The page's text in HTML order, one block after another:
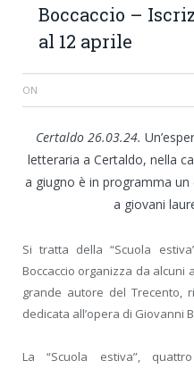
Boccaccio –
al 12 aprile
ON
Certaldo 26.03.24.
letteraria a Certaldo, nella
a giugno è in programma
a giovani
Si tratta della “Scuola
Boccaccio organizza da alcuni
grande autore del Trecento,
dedicata all’opera di Giovanni
La “Scuola estiva”,